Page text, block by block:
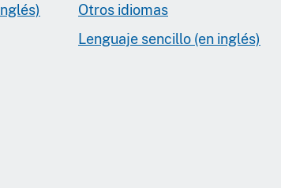
Otros idiomas
Lenguaje sencillo (en inglés)